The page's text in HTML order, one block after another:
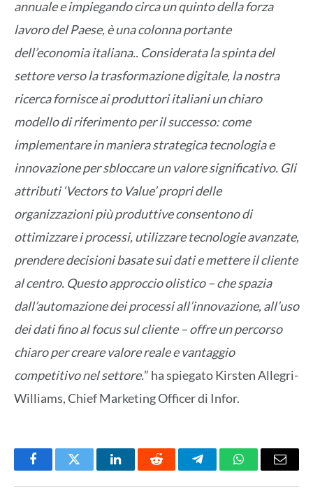
annuale e impiegando circa un quinto della forza
lavoro del Paese, è una colonna portante
dell’economia italiana.. Considerata la spinta del
settore verso la trasformazione digitale, la nostra
ricerca fornisce ai produttori italiani un chiaro
modello di riferimento per il successo: come
implementare in maniera strategica tecnologia e
innovazione per sbloccare un valore significativo. Gli
attributi‘Vectors to Value’propri delle
organizzazioni più produttive consentono di
ottimizzare i processi, utilizzare tecnologie avanzate,
prendere decisioni basate sui dati e mettere il cliente
al centro. Questo approccio olistico – che spazia
dall’automazione dei processi all’innovazione, all’uso
dei dati fino al focus sul cliente – offre un percorso
chiaro per creare valore reale e vantaggio
competitivo nel settore.” ha spiegato Kirsten Allegri-
Williams, Chief Marketing Officer di Infor.
FacebookTwitter LinkedInReddit TelegramWhatsAppEmail